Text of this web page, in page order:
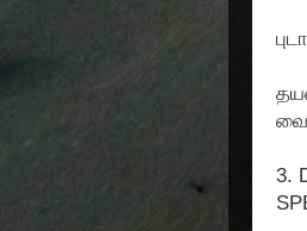
3.